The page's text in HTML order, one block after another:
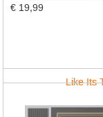
€ 19,99
Like Its